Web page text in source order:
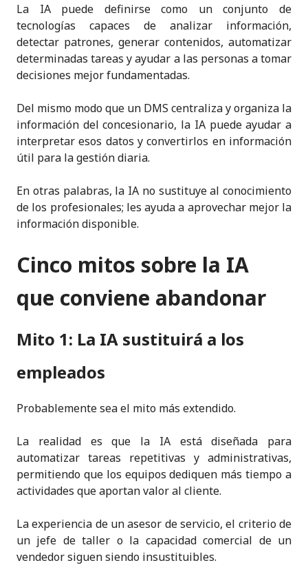
La IA puede definirse como un conjunto de
tecnologías capaces de analizar información,
detectar patrones, generar contenidos, automatizar
determinadas tareas y ayudar a las personas a tomar
decisiones mejor fundamentadas.
Del mismo modo que un DMS centraliza y organiza la
información del concesionario, la IA puede ayudar a
interpretar esos datos y convertirlos en información
útil para la gestión diaria.
En otras palabras, la IA no sustituye al conocimiento
de los profesionales; les ayuda a aprovechar mejor la
información disponible.
Cinco mitos sobre la IA
que conviene abandonar
Mito 1: La IA sustituirá a los
empleados
Probablemente sea el mito más extendido.
La realidad es que la IA está diseñada para
automatizar tareas repetitivas y administrativas,
permitiendo que los equipos dediquen más tiempo a
actividades que aportan valor al cliente.
La experiencia de un asesor de servicio, el criterio de
un jefe de taller o la capacidad comercial de un
vendedor siguen siendo insustituibles.